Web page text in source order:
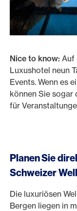
Nice to know: Auf
Luxushotel neun
Events. Wenn es
können Sie sogar
für
Planen Sie
Schweizer
Die luxuriösen
Bergen liegen in